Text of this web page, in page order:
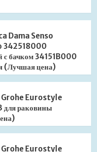
Dama Senso
342518000
с бачком 34151B000
(Лучшая цена)
Grohe Eurostyle
раковины
Grohe Eurostyle